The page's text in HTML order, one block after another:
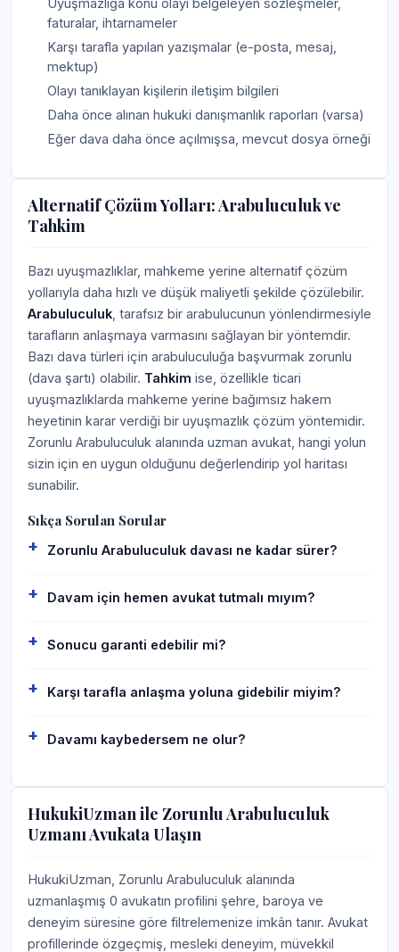
Uyuşmazlığa konu olayı belgeleyen sözleşmeler,
faturalar, ihtarnameler
Karşı tarafla yapılan yazışmalar (e-posta, mesaj,
mektup)
Olayı tanıklayan kişilerin iletişim bilgileri
Daha önce alınan hukuki danışmanlık raporları (varsa)
Eğer dava daha önce açılmışsa, mevcut dosya örneği
Alternatif Çözüm Yolları: Arabuluculuk ve
Tahkim
Bazı uyuşmazlıklar, mahkeme yerine alternatif çözüm
yollarıyla daha hızlı ve düşük maliyetli şekilde çözülebilir.
Arabuluculuk , tarafsız bir arabulucunun yönlendirmesiyle
tarafların anlaşmaya varmasını sağlayan bir yöntemdir.
Bazı dava türleri için arabuluculuğa başvurmak zorunlu
(dava şartı) olabilir. Tahkim ise, özellikle ticari
uyuşmazlıklarda mahkeme yerine bağımsız hakem
heyetinin karar verdiği bir uyuşmazlık çözüm yöntemidir.
Zorunlu Arabuluculuk alanında uzman avukat, hangi yolun
sizin için en uygun olduğunu değerlendirip yol haritası
sunabilir.
Sıkça Sorulan Sorular
Zorunlu Arabuluculuk davası ne kadar sürer?
Davam için hemen avukat tutmalı mıyım?
Sonucu garanti edebilir mi?
Karşı tarafla anlaşma yoluna gidebilir miyim?
Davamı kaybedersem ne olur?
HukukiUzman ile Zorunlu Arabuluculuk
Uzmanı Avukata Ulaşın
HukukiUzman, Zorunlu Arabuluculuk alanında
uzmanlaşmış 0 avukatın profilini şehre, baroya ve
deneyim süresine göre filtrelemenize imkân tanır. Avukat
profillerinde özgeçmiş, mesleki deneyim, müvekkil